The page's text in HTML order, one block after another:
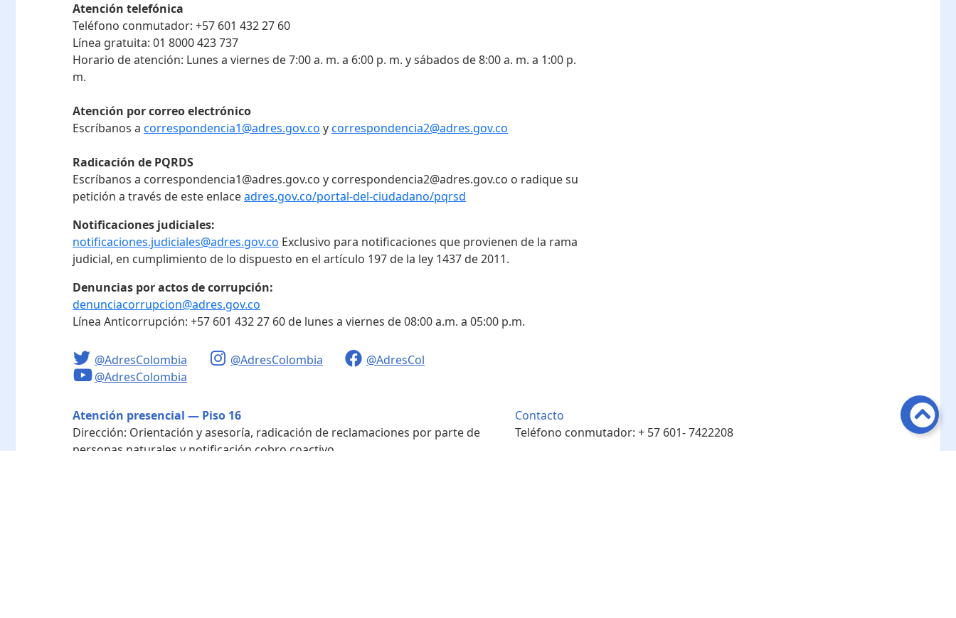
Atención telefónica
Teléfono conmutador: +57 601 432 27 60
Línea gratuita: 01 8000 423 737
Horario de atención: Lunes a viernes de 7:00 a. m. a 6:00 p. m. y sábados de 8:00 a. m. a 1:00 p.
m.
Atención por correo electrónico
Escríbanos a correspondencia1@adres.gov.co ycorrespondencia2@adres.gov.co
Radicación de PQRDS
Escríbanos a correspondencia1@adres.gov.co y correspondencia2@adres.gov.co o radique su
petición a través de este enlaceadres.gov.co/portal-del-ciudadano/pqrsd
Notificaciones judiciales:
notificaciones.judiciales@adres.gov.co Exclusivo para notificaciones que provienen de la rama
judicial, en cumplimiento de lo dispuesto en el artículo 197 de la ley 1437 de 2011.
Denuncias por actos de corrupción:
denunciacorrupcion@adres.gov.co
Línea Anticorrupción: +57 601 432 27 60 de lunes a viernes de 08:00 a.m. a 05:00 p.m.
@AdresColombia @AdresColombia
@AdresCol
@AdresColombia
Atención presencial — Piso 16
Dirección: Orientación y asesoría, radicación de reclamaciones por parte de
personas naturales y notificación cobro coactivo.
Contacto
Teléfono conmutador: + 57 601- 7422208